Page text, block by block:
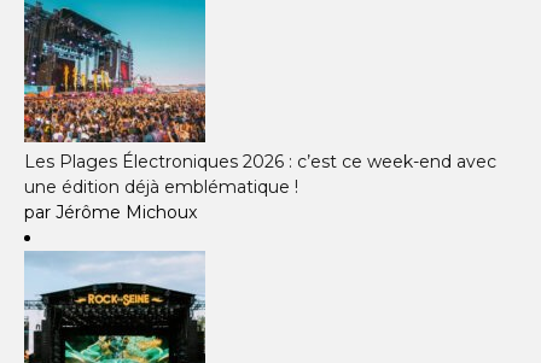
Les Plages Électroniques 2026 : c’est ce week-end avec
une édition déjà emblématique !
par Jérôme Michoux